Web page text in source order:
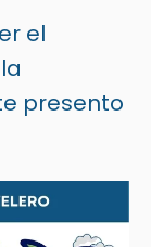
el
presento